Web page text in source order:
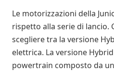
Le motorizzazioni della
rispetto alla serie di lancio.
scegliere tra la versione
elettrica. La versione
powertrain composto da